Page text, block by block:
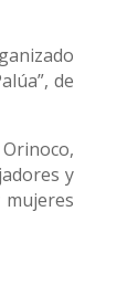
de
y